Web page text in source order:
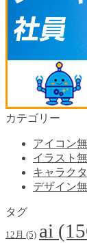
カテゴリー
アイコン
イラスト
キャラク
デザイン
タグ
12月 (5) ai